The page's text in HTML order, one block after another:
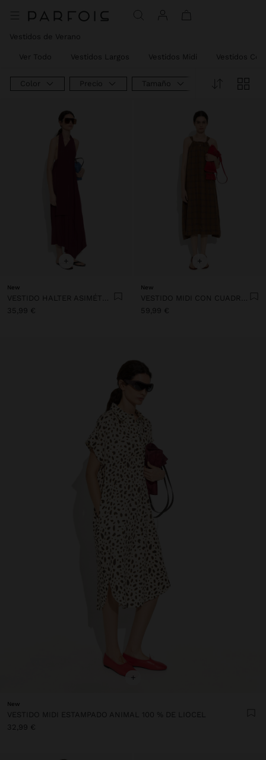
Vestidos de Verano
Ver Todo Vestidos Largos Vestidos Midi Vestidos
Color Precio Tamaño Tipo De
+
New
VESTIDO HALTER ASIMÉTRICO
35,99 €
+
New
VESTIDO MIDI CON CUADROS 100% LINO
59,99 €
+
New
VESTIDO MIDI ESTAMPADO ANIMAL 100 % DE LIOCEL
32,99 €